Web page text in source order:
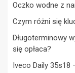
Oczko wodne z
Czym różni się
Długoterminowy
się opłaca?
Iveco Daily 35s18